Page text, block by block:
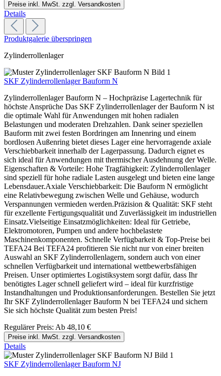
Preise inkl. MwSt. zzgl. Versandkosten
Details
Produktgalerie überspringen
Zylinderrollenlager
SKF Zylinderrollenlager Bauform N
Zylinderrollenlager Bauform N – Hochpräzise Lagertechnik für
höchste Ansprüche Das SKF Zylinderrollenlager der Bauform N ist
die optimale Wahl für Anwendungen mit hohen radialen
Belastungen und moderaten Drehzahlen. Dank seiner speziellen
Bauform mit zwei festen Bordringen am Innenring und einem
bordlosen Außenring bietet dieses Lager eine hervorragende axiale
Verschiebbarkeit innerhalb der Lagerpassung. Dadurch eignet es
sich ideal für Anwendungen mit thermischer Ausdehnung der Welle.
Eigenschaften & Vorteile: Hohe Tragfähigkeit: Zylinderrollenlager
sind speziell für hohe radiale Lasten ausgelegt und bieten eine lange
Lebensdauer.Axiale Verschiebbarkeit: Die Bauform N ermöglicht
eine Relativbewegung zwischen Welle und Gehäuse, wodurch
Verspannungen vermieden werden.Präzision & Qualität: SKF steht
für exzellente Fertigungsqualität und Zuverlässigkeit im industriellen
Einsatz.Vielseitige Einsatzmöglichkeiten: Ideal für Getriebe,
Elektromotoren, Pumpen und andere hochbelastete
Maschinenkomponenten. Schnelle Verfügbarkeit & Top-Preise bei
TEFA24 Bei TEFA24 profitieren Sie nicht nur von einer breiten
Auswahl an SKF Zylinderrollenlagern, sondern auch von einer
schnellen Verfügbarkeit und international wettbewerbsfähigen
Preisen. Unser optimiertes Logistiksystem sorgt dafür, dass Ihr
benötigtes Lager schnell geliefert wird – ideal für kurzfristige
Instandhaltungen und Produktionsanforderungen. Bestellen Sie jetzt
Ihr SKF Zylinderrollenlager Bauform N bei TEFA24 und sichern
Sie sich höchste Qualität zum besten Preis!
Regulärer Preis: Ab 48,10 €
Preise inkl. MwSt. zzgl. Versandkosten
Details
SKF Zylinderrollenlager Bauform NJ